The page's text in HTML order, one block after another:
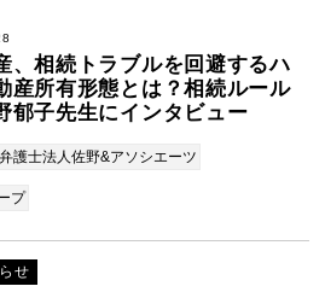
、相続トラブルを回避するハ
産所有形態とは？相続ルール
子先生にインタビュー
護士法人佐野&アソシエーツ
プ
せ